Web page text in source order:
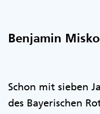
Benjamin
Schon mit sieben
des Bayerischen